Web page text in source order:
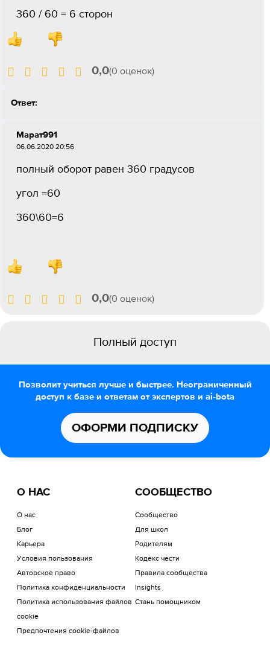
360 / 60 = 6 сторон
0,0(0 оценок)
Ответ:
Марат991
06.06.2020 20:56
полный оборот равен 360 градусов
угол =60
360\60=6
0,0(0 оценок)
Полный доступ
Позволит учиться лучше и быстрее. Неограниченный
доступ к базе и ответам от экспертов и ai-bota
ОФОРМИ ПОДПИСКУ
О НАС
О нас
Блог
Карьера
Условия пользования
Авторское право
Политика конфиденциальности
Политика использования файлов
cookie
Предпочтения cookie-файлов
СООБЩЕСТВО
Сообщество
Для школ
Родителям
Кодекс чести
Правила сообщества
Insights
Стань помощником